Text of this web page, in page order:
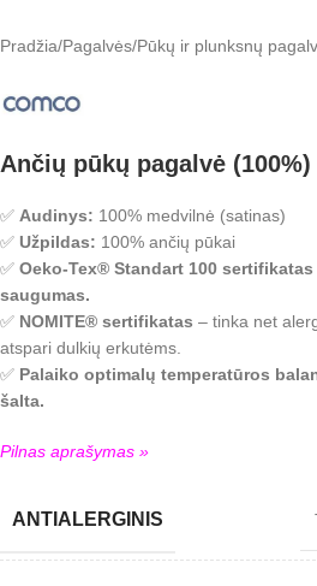
Pradžia/Pagalvės/Pūkų ir plunksnų
Ančių pūkų pagalvė (100%)
✅ Audinys: 100% medvilnė (satinas)
✅ Užpildas: 100% ančių pūkai
✅ Oeko-Tex® Standart 100
saugumas.
✅ NOMITE® sertifikatas – tinka net
atspari dulkių erkutėms.
✅ Palaiko optimalų temperatūros
šalta.
Pilnas aprašymas »
ANTIALERGINIS